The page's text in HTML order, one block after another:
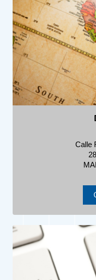
Calle